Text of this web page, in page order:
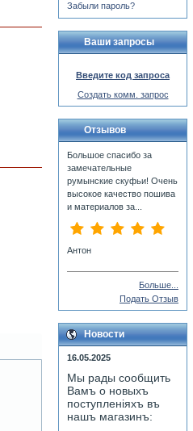
Забыли пароль?
Ваши запросы
Введите код запроса
Создать комм. запрос
Отзывов
Большое спасибо за
замечательные
румынские скуфьи! Очень
высокое качество пошива
и материалов за...
Антон
Больше...
Подать Отзыв
Новости
16.05.2025
Мы рады сообщить
Вамъ о новыхъ
поступленiяхъ въ
нашъ магазинъ: